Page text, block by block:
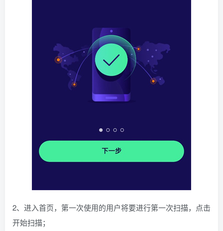
2、进入首页，第一次使用的用户将要进行第一次扫描，点击
开始扫描；